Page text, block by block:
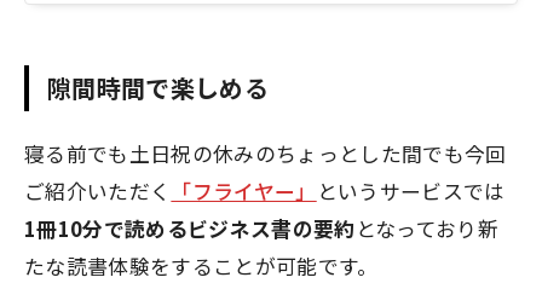
隙間時間で楽しめる
寝る前でも土日祝の休みのちょっとした間でも今回
ご紹介いただく
「フライヤー」
というサービスでは
1冊10分で読めるビジネス書の要約 となっており新
たな読書体験をすることが可能です。